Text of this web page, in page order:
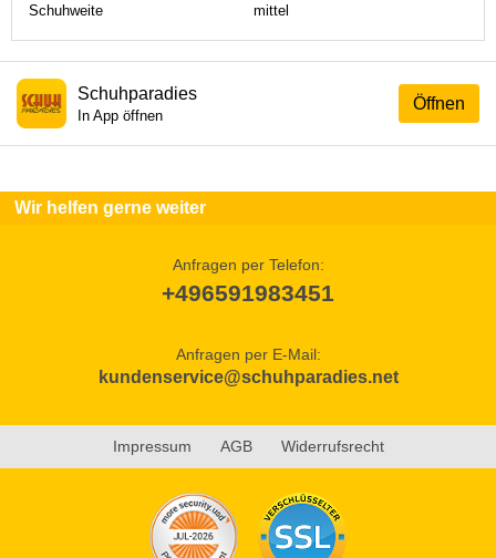
Schuhweite
mittel
Öffnen
Schuhparadies
In App öffnen
Wir helfen gerne weiter
Anfragen per Telefon:
+496591983451
Anfragen per E-Mail:
kundenservice@schuhparadies.net
Impressum AGB Widerrufsrecht